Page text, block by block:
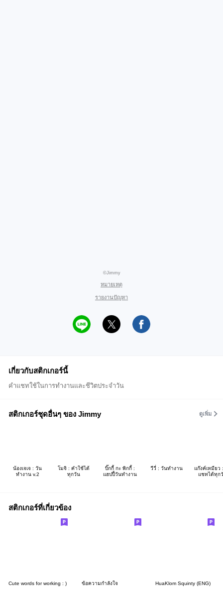
©Jimmy
หมายเหตุ
รายงานปัญหา
เกี่ยวกับสติกเกอร์นี้
คำแชทใช้ในการทำงานและชีวิตประจำวัน
สติกเกอร์ชุดอื่นๆ ของ Jimmy ดูเพิ่ม
น้องเจเจ : วัน
ทำงาน v.2
โมจิ : คำใช้ได้
ทุกวัน
บิ๊กกี้ กะ พิกกี้ :
แฮปปี้วันทำงาน
วีวี่ : วันทำงาน
แก๊งค์เหมียว
แชทได้ทุก
สติกเกอร์ที่เกี่ยวข้อง
Cute words for working : ) ข้อความกำลังใจ HuaKlom Squinty (ENG)